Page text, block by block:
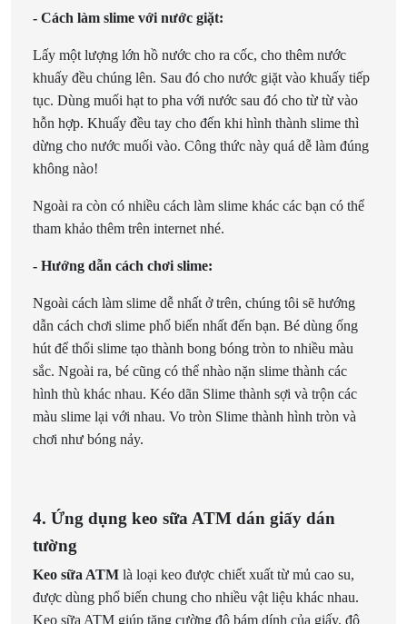
- Cách làm slime với nước giặt:
Lấy một lượng lớn hồ nước cho ra cốc, cho thêm nước
khuấy đều chúng lên. Sau đó cho nước giặt vào khuấy tiếp
tục. Dùng muối hạt to pha với nước sau đó cho từ từ vào
hỗn hợp. Khuấy đều tay cho đến khi hình thành slime thì
dừng cho nước muối vào. Công thức này quá dễ làm đúng
không nào!
Ngoài ra còn có nhiều cách làm slime khác các bạn có thể
tham khảo thêm trên internet nhé.
- Hướng dẫn cách chơi slime:
Ngoài cách làm slime dễ nhất ở trên, chúng tôi sẽ hướng
dẫn cách chơi slime phổ biến nhất đến bạn. Bé dùng ống
hút để thổi slime tạo thành bong bóng tròn to nhiều màu
sắc. Ngoài ra, bé cũng có thể nhào nặn slime thành các
hình thù khác nhau. Kéo dãn Slime thành sợi và trộn các
màu slime lại với nhau. Vo tròn Slime thành hình tròn và
chơi như bóng nảy.
4. Ứng dụng keo sữa ATM dán giấy dán
tường
Keo sữa ATM là loại keo được chiết xuất từ mủ cao su,
được dùng phổ biến chung cho nhiều vật liệu khác nhau.
Keo sữa ATM giúp tăng cường độ bám dính của giấy, độ